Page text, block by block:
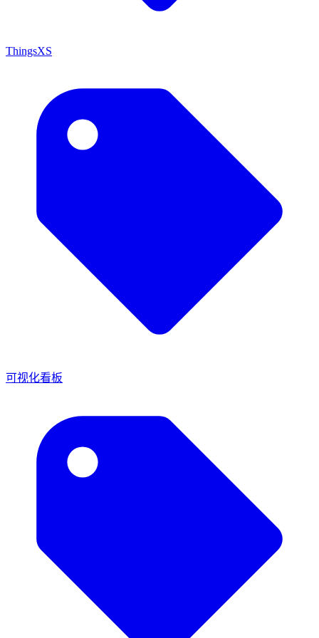
ThingsXS
可视化看板